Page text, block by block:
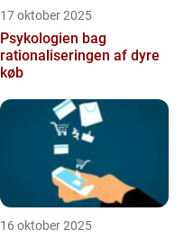
17 oktober 2025
Psykologien bag
rationaliseringen af dyre
køb
16 oktober 2025